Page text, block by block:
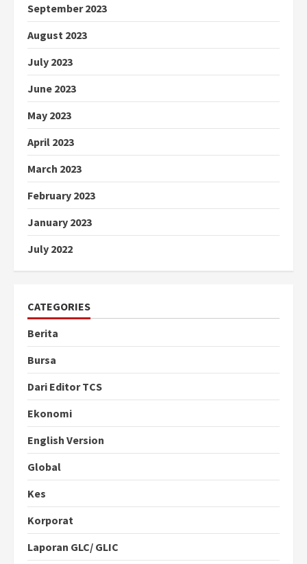
September 2023
August 2023
July 2023
June 2023
May 2023
April 2023
March 2023
February 2023
January 2023
July 2022
CATEGORIES
Berita
Bursa
Dari Editor TCS
Ekonomi
English Version
Global
Kes
Korporat
Laporan GLC/ GLIC